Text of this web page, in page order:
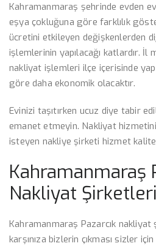
Kahramanmaraş şehrinde evden
eşya çokluğuna göre farklılık
ücretini etkileyen değişkenlerden
işlemlerinin yapılacağı katlardır. İl
nakliyat işlemleri ilçe içerisinde
göre daha ekonomik olacaktır.
Evinizi taşıtırken ucuz diye tabir
emanet etmeyin. Nakliyat
isteyen nakliye şirketi hizmet
Kahramanmaraş
Nakliyat Şirketleri
Kahramanmaraş Pazarcık
karşınıza bizlerin çıkması sizler